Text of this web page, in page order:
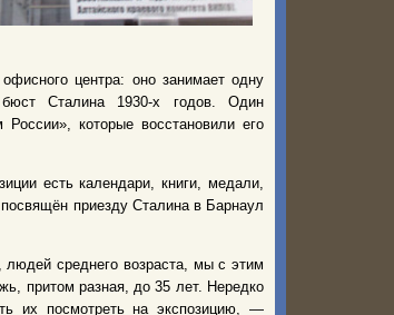
центра: оно занимает одну
Сталина 1930-х годов. Один
которые восстановили его
есть календари, книги, медали,
приезду Сталина в Барнаул
среднего возраста, мы с этим
притом разная, до 35 лет. Нередко
их посмотреть на экспозицию, —